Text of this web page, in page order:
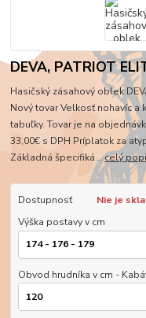
DEVA, PATRIOT
Hasičský zásahový oblek
Nový tovar Velkosť nohavíc
tabuľky. Tovar je na
33,00€ s DPH Príplatok za
Základná špecifiká...celý
Dostupnosť
Nie je
Výška postavy v cm
Obvod hrudníka v cm -